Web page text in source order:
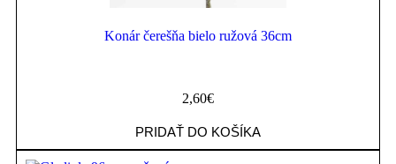
Konár čerešňa bielo ružová 36cm
2,60€
PRIDAŤ DO KOŠÍKA